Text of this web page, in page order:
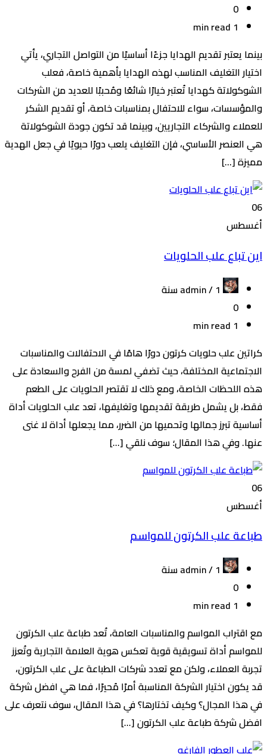
0
1 min read
بينما يعتبر تقديم الهدايا جزءًا أساسيًا من التواصل التجاري، يأتي
اختيار التغليف المناسب لهذه الهدايا بأهمية خاصة، فعلب
الشوكولاتة كهدايا تُعتبر خيارًا شائعًا ومُحببًا للعديد من الشركات
والمؤسسات، سواء للاحتفال بمناسبات خاصة، أو تقديم الشكر
للعملاء والشركاء التجاريين، وبينما قد تكون جودة الشوكولاتة
هي العنصر الأساسي، فإن التغليف يلعب دورًا حيويًا في جعل الهدية
مميزة […]
06
أغسطس
اين تباع علب الحلويات
1 سنة
0
1 min read
كراتين علب حلويات كرتون دورًا هامًا في الاحتفالات والمناسبات
الاجتماعية المختلفة، حيث تضفي لمسة من الفرح والسعادة على
هذه اللحظات الخاصة، ومع ذلك لا تقتصر الحلويات على الطعم
فقط، بل يشمل طريقة تقديمها وتغليفها، تعد علب الحلويات أداة
أساسية تبرز جمالها وتحميها من الضرر، مما يجعلها أداة لا غنى
عنها. وفي هذا المقال؛ سوف نلقي […]
06
أغسطس
طباعة علب الكرتون للمواسم
1 سنة
0
1 min read
مع اقتراب المواسم والمناسبات العامة، تُعد طباعة علب الكرتون
للمواسم أداة تسويقية قوية تعكس هوية العلامة التجارية وتُعزز
تجربة العملاء، ولكن مع تعدد شركات الطباعة على علب الكرتون،
قد يكون اختيار الشركة المناسبة أمرًا مُحيرًا، فما هي افضل شركة
في هذا المجال؟ وكيف تختارها؟ في هذا المقال، سوف نتعرف على
افضل شركة طباعة علب الكرتون […]